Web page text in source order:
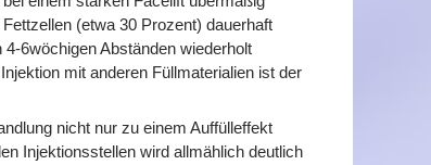
(etwa 30 Prozent) dauerhaft
6wöchigen Abständen wiederholt
mit anderen Füllmaterialien ist der
nicht nur zu einem Auffülleffekt
Injektionsstellen wird allmählich deutlich